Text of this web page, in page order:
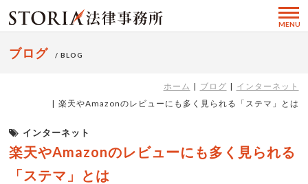
MENU
ブログ / BLOG
ホーム ブログ
インターネット
楽天やAmazonのレビューにも多く見られる「ステマ」とは
インターネット
楽天やAmazonのレビューにも多く見られる
「ステマ」とは